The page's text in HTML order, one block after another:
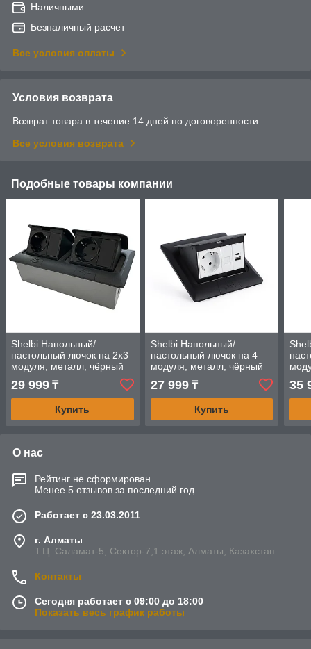
Наличными
Безналичный расчет
Все условия оплаты
Условия возврата
Возврат товара в течение 14 дней по договоренности
Все условия возврата
Подобные товары компании
Shelbi Напольный/
настольный лючок на 2х3
модуля, металл, чёрный
29 999 ₸
Купить
Shelbi Напольный/
настольный лючок на 4
модуля, металл, чёрный
27 999₸
Купить
35
О нас
Рейтинг не сформирован
Менее 5 отзывов за последний год
Работает с 23.03.2011
г. Алматы
Т.Ц. Саламат-5, Cектор-7,1 этаж, Алматы, Казахстан
Контакты
Сегодня работает с 09:00 до 18:00
Показать весь график работы